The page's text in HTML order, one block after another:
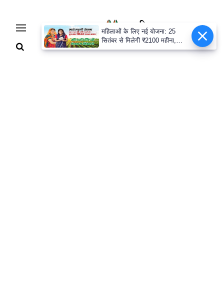
महिलाओं के लिए नई योजना: 25
सितंबर से मिलेगी ₹2100 महीना,
जानिए पूरी डिटेल